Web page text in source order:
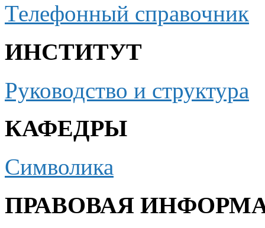
Телефонный справочник
ИНСТИТУТ
Руководство и структура
КАФЕДРЫ
Символика
ПРАВОВАЯ